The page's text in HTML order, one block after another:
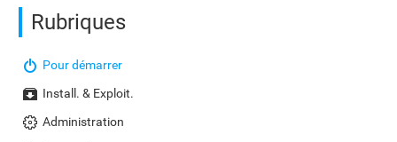
Rubriques
Pour démarrer
Install. & Exploit.
Administration